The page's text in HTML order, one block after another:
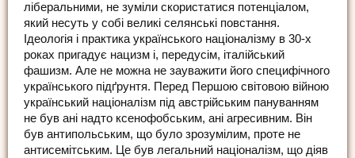
ліберальними, не зуміли скористатися потенціалом,
який несуть у собі великі селянські повстання.
Ідеологія і практика українського націоналізму в 30-х
роках пригадує нацизм і, передусім, італійський
фашизм. Але не можна не зауважити його специфічного
українського підґрунтя. Перед Першою світовою війною
український націоналізм під австрійським пануванням
не був ані надто ксенофобським, ані агресивним. Він
був антипольським, що було зрозумілим, проте не
антисемітським. Це був легальний націоналізм, що діяв